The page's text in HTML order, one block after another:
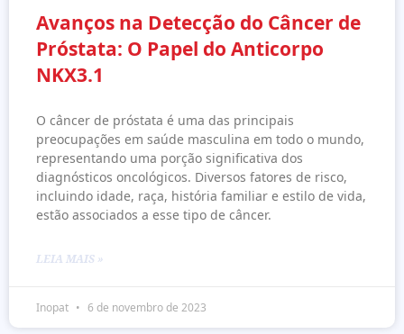
Avanços na Detecção do Câncer de
Próstata: O Papel do Anticorpo
NKX3.1
O câncer de próstata é uma das principais
preocupações em saúde masculina em todo o mundo,
representando uma porção significativa dos
diagnósticos oncológicos. Diversos fatores de risco,
incluindo idade, raça, história familiar e estilo de vida,
estão associados a esse tipo de câncer.
LEIA MAIS »
Inopat 6 de novembro de 2023